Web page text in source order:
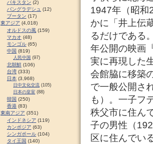
1947年（昭和
かに「井上伝
るだけである
年公開の映画
実に再現した
会館脇に移築
で一般公開さ
も）。一子フ
秩父市に住ん
子の男性（
区に住んでい
パキスタン (2)
バングラデシュ (12)
ブータン (17)
東アジア (4,018)
オルドスの風 (159)
マカオ (48)
モンゴル (65)
中国 (819)
人民中国 (97)
北朝鮮 (106)
台湾 (333)
日本 (3,968)
日中文化交流 (105)
日本の皇室 (88)
韓国 (250)
香港 (83)
東南アジア (351)
インドネシア (119)
カンボジア (63)
シンガポール (104)
タイ王国 (140)